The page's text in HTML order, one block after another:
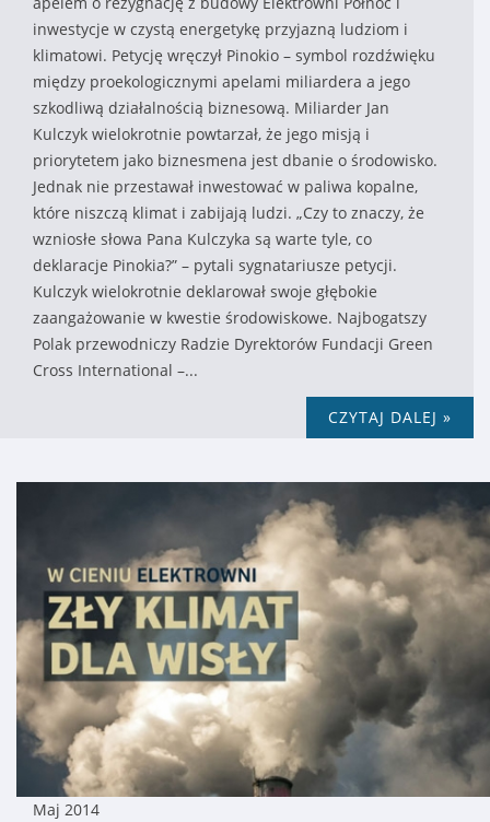
inwestycje w czystą energetykę przyjazną ludziom i
klimatowi. Petycję wręczył Pinokio – symbol rozdźwięku
między proekologicznymi apelami miliardera a jego
szkodliwą działalnością biznesową. Miliarder Jan
Kulczyk wielokrotnie powtarzał, że jego misją i
priorytetem jako biznesmena jest dbanie o środowisko.
Jednak nie przestawał inwestować w paliwa kopalne,
które niszczą klimat i zabijają ludzi. „Czy to znaczy, że
wzniosłe słowa Pana Kulczyka są warte tyle, co
deklaracje Pinokia?” – pytali sygnatariusze petycji.
Kulczyk wielokrotnie deklarował swoje głębokie
zaangażowanie w kwestie środowiskowe. Najbogatszy
Polak przewodniczy Radzie Dyrektorów Fundacji Green
Cross International –...
CZYTAJ DALEJ »
Maj 2014